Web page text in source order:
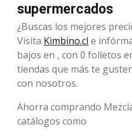
supermercados
¿Buscas los mejores
Visita Kimbino.cl e
bajos en , con 0 folletos
tiendas que más te
con nosotros.
Ahorra comprando
catálogos como